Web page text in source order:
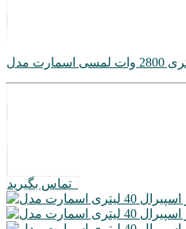
تماس بگیرید